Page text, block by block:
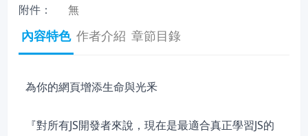
附件：
無
內容特色 作者介紹 章節目錄
為你的網頁增添生命與光釆
『對所有JS開發者來說，現在是最適合真正學習JS的